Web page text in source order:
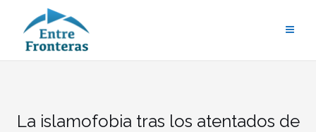
contenido
La islamofobia tras los atentados de